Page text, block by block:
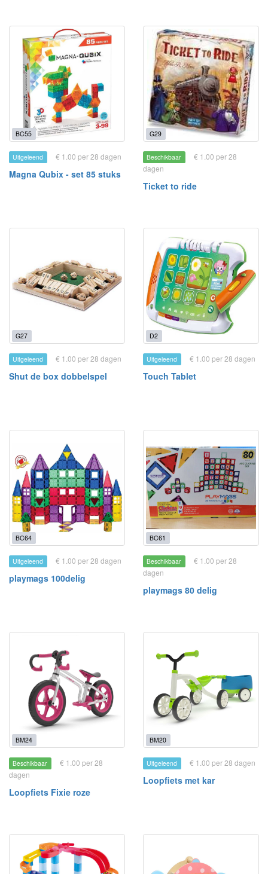
BC55
Uitgeleend € 1.00 per 28 dagen
Magna Qubix - set 85 stuks
G29
Beschikbaar
€ 1.00 per 28
dagen
Ticket to ride
G27
Uitgeleend € 1.00 per 28 dagen
Shut de box dobbelspel
D2
Uitgeleend € 1.00 per 28 dagen
Touch Tablet
BC64
Uitgeleend € 1.00 per 28 dagen
playmags 100delig
BC61
Beschikbaar
€ 1.00 per 28
dagen
playmags 80 delig
BM24
Beschikbaar
€ 1.00 per 28
dagen
Loopfiets Fixie roze
BM20
Uitgeleend € 1.00 per 28 dagen
Loopfiets met kar